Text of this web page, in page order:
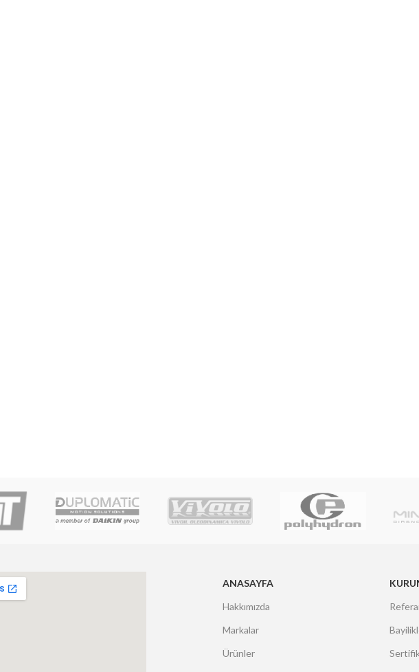
ANASAYFA
Hakkımızda
Markalar
Ürünler